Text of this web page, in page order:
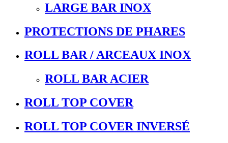
LARGE BAR INOX
PROTECTIONS DE PHARES
ROLL BAR / ARCEAUX INOX
ROLL BAR ACIER
ROLL TOP COVER
ROLL TOP COVER INVERSÉ